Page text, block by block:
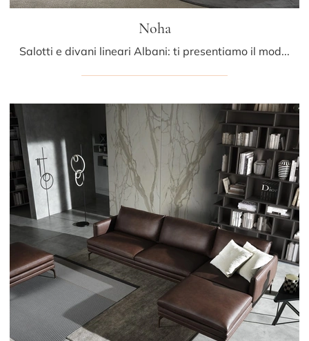
Noha
Salotti e divani lineari Albani: ti presentiamo il modello Noha in pelle per completare la zona giorno.